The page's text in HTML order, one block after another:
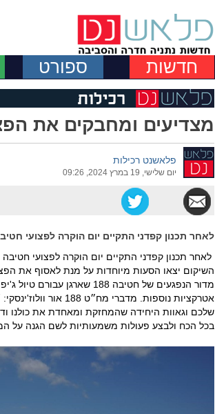
חדשות ספורט
מצדיעים ומחבקים את
פלאשנט רכילות
יום שלישי, 19 במרץ 2024, 09:26
לאחר תכנון קפדני התקיים יום הוקרה לפצועי חטיבה 188 בשיתוף עם עמותת ברק של
השיקום יצאו הסעות מיוחדות על מנת לאסוף את
מדור הנפגעים של חטיבה 188
אטרקציות נוספות.
שלכם וגאוות היחידה שהמחזקת ומאחדת את כולנו
בכל הכח ולבצע פעולות משמעותיות לשם הגנה על